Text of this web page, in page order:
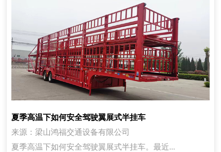
夏季高温下如何安全驾驶翼展式半挂车
来源：梁山鸿福交通设备有限公司
夏季高温下如何安全驾驶翼展式半挂车。最近...